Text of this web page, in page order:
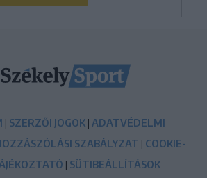
| SZERZŐI JOGOK | ADATVÉDELMI
SZABÁLYZAT | COOKIE-
| SÜTIBEÁLLÍTÁSOK